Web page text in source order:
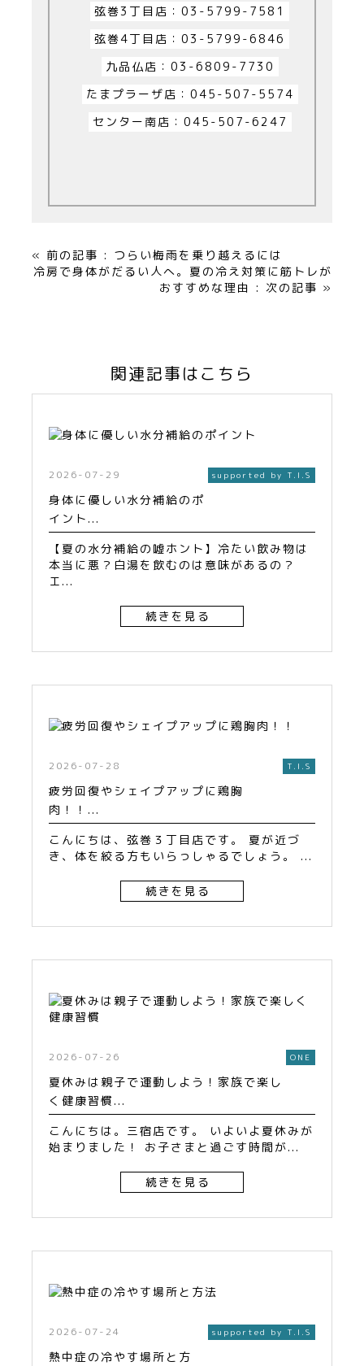
弦巻3丁目店：03-5799-7581
弦巻4丁目店：03-5799-6846
九品仏店：03-6809-7730
たまプラーザ店：045-507-5574
センター南店：045-507-6247
« 前の記事 : つらい梅雨を乗り越えるには
冷房で身体がだるい人へ。夏の冷え対策に筋トレが
おすすめな理由 : 次の記事 »
関連記事はこちら
2026-07-29 supported by T.I.S
身体に優しい水分補給のポ
イント...
【夏の水分補給の嘘ホント】冷たい飲み物は
本当に悪？白湯を飲むのは意味があるの？
エ...
続きを見る
2026-07-28 T.I.S
疲労回復やシェイプアップに鶏胸
肉！！...
こんにちは、弦巻３丁目店です。 夏が近づ
き、体を絞る方もいらっしゃるでしょう。 ...
続きを見る
2026-07-26 ONE
夏休みは親子で運動しよう！家族で楽し
く健康習慣...
こんにちは。三宿店です。 いよいよ夏休みが
始まりました！ お子さまと過ごす時間が...
続きを見る
2026-07-24 supported by T.I.S
熱中症の冷やす場所と方